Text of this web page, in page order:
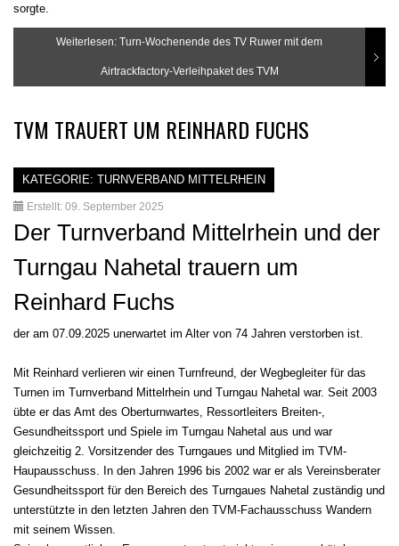
sorgte.
Weiterlesen: Turn-Wochenende des TV Ruwer mit dem
Airtrackfactory-Verleihpaket des TVM
TVM TRAUERT UM REINHARD FUCHS
KATEGORIE: TURNVERBAND MITTELRHEIN
Erstellt: 09. September 2025
Der Turnverband Mittelrhein und der
Turngau Nahetal trauern um
Reinhard Fuchs
der am 07.09.2025 unerwartet im Alter von 74 Jahren verstorben ist.
Mit Reinhard verlieren wir einen Turnfreund, der Wegbegleiter für das
Turnen im Turnverband Mittelrhein und Turngau Nahetal war. Seit 2003
übte er das Amt des Oberturnwartes, Ressortleiters Breiten-,
Gesundheitssport und Spiele im Turngau Nahetal aus und war
gleichzeitig 2. Vorsitzender des Turngaues und Mitglied im TVM-
Haupausschuss. In den Jahren 1996 bis 2002 war er als Vereinsberater
Gesundheitssport für den Bereich des Turngaues Nahetal zuständig und
unterstützte in den letzten Jahren den TVM-Fachausschuss Wandern
mit seinem Wissen.